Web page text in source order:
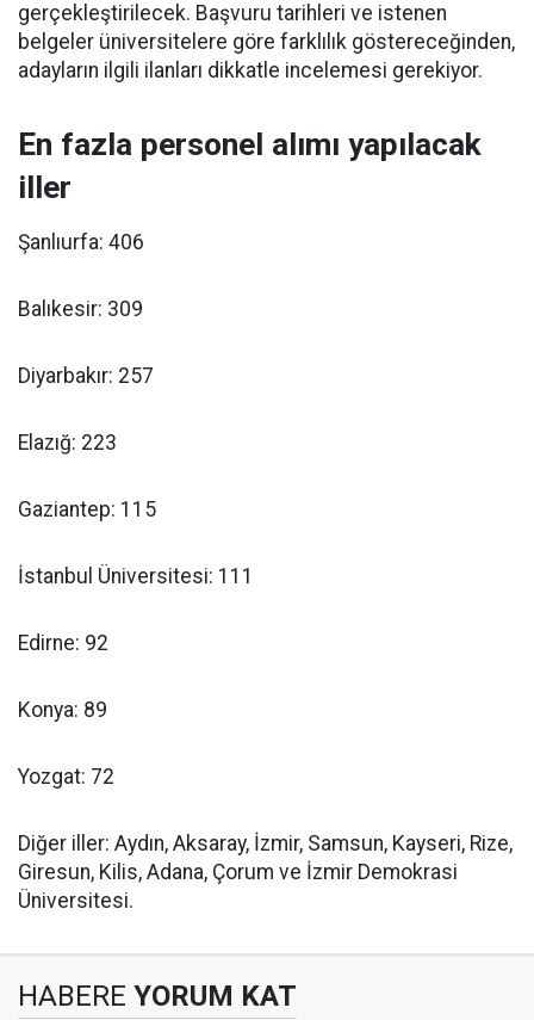
gerçekleştirilecek. Başvuru tarihleri ve istenen
belgeler üniversitelere göre farklılık göstereceğinden,
adayların ilgili ilanları dikkatle incelemesi gerekiyor.
En fazla personel alımı yapılacak
iller
Şanlıurfa: 406
Balıkesir: 309
Diyarbakır: 257
Elazığ: 223
Gaziantep: 115
İstanbul Üniversitesi: 111
Edirne: 92
Konya: 89
Yozgat: 72
Diğer iller: Aydın, Aksaray, İzmir, Samsun, Kayseri, Rize,
Giresun, Kilis, Adana, Çorum ve İzmir Demokrasi
Üniversitesi.
HABERE YORUM KAT